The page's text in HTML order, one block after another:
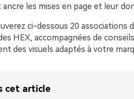
les mises en page et leur
ci-dessous 20 associations
HEX, accompagnées de
des visuels adaptés à votre
cet article